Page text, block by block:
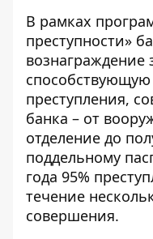
В рамках
преступности»
преступления,
банка – от
отделение до
поддельному
года 95%
течение
совершения.